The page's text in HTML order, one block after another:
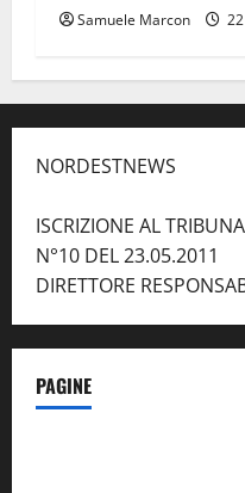
Samuele Marcon
NORDESTNEWS
ISCRIZIONE AL
N°10 DEL 23.05.2011
DIRETTORE
PAGINE